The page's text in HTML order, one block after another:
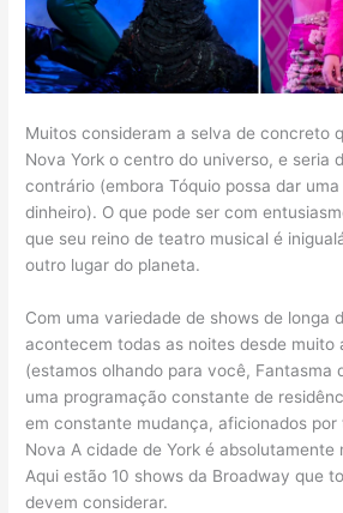
Muitos consideram a selva de concreto
Nova York o centro do universo, e seria
contrário (embora Tóquio possa dar
dinheiro). O que pode ser com
que seu reino de teatro musical é
outro lugar do planeta.
Com uma variedade de shows de longa
acontecem todas as noites desde muito
(estamos olhando para você, Fantasma
uma programação constante de
em constante mudança, aficionados
Nova A cidade de York é absolutamente
Aqui estão 10 shows da Broadway que
devem considerar.